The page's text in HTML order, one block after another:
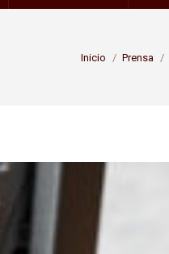
Estás aquí:
Inicio Prensa